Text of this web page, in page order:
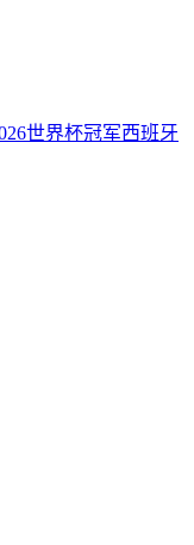
世界杯冠军西班牙